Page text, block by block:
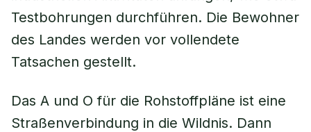
Testbohrungen durchführen. Die Bewohner
des Landes werden vor vollendete
Tatsachen gestellt.
Das A und O für die Rohstoffpläne ist eine
Straßenverbindung in die Wildnis. Dann